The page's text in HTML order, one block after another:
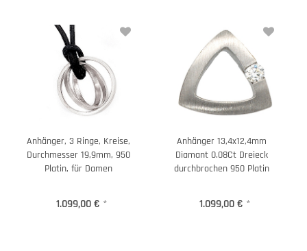
Anhänger, 3 Ringe, Kreise,
Durchmesser 19,9mm, 950
Platin, für Damen
1.099,00 € *
Anhänger 13,4x12,4mm
Diamant 0.08Ct Dreieck
durchbrochen 950 Platin
1.099,00 € *